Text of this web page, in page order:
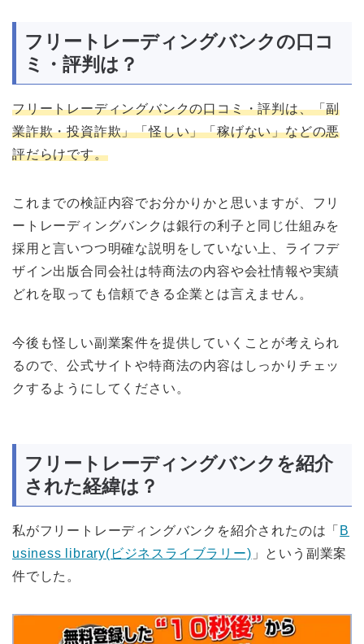
フリートレーディングバンクの口コ
ミ・評判は？
フリートレーディングバンクの口コミ・評判は、「副
業詐欺・投資詐欺」「怪しい」「稼げない」などの悪
評だらけです。
これまでの検証内容でお分かりかと思いますが、フリ
ートレーディングバンクは銀行の利子と同じ仕組みを
採用と言いつつ明確な説明をしていない上、ライフデ
ザイン出版合同会社は特商法の内容や会社情報や実績
どれを取っても信頼できる企業とは言えません。
今後も怪しい副業案件を提供していくことが考えられ
るので、公式サイトや特商法の内容はしっかりチェッ
クするようにしてください。
フリートレーディングバンクを紹介
された経緯は？
私がフリートレーディングバンクを紹介されたのは「 B
usiness library(ビジネスライブラリー) 」という副業案
件でした。